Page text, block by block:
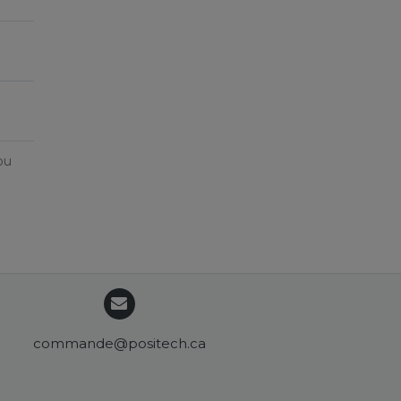
commande@positech.ca